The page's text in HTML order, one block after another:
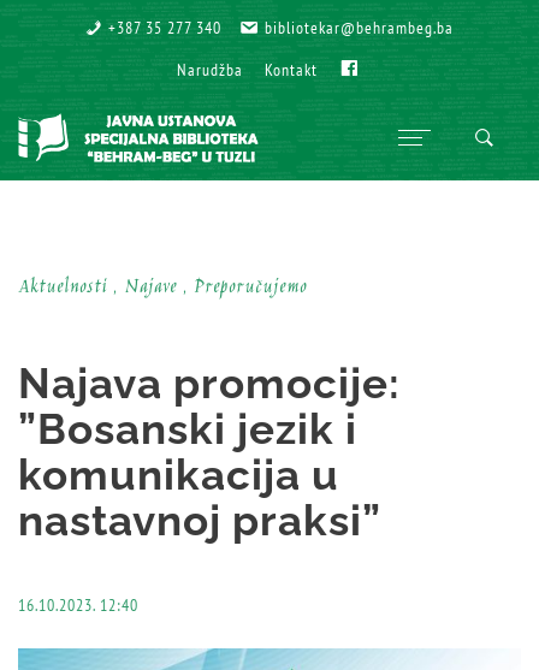
+387 35 277 340
+387 35 277 340 bibliotekar@behrambeg.ba
bibliotekar@behrambeg.ba
Narudžba
Narudžba Kontakt
Kontakt
Aktuelnosti , Najave , Preporučujemo
Najava promocije:
”Bosanski jezik i
komunikacija u
nastavnoj praksi”
16.10.2023. 12:40